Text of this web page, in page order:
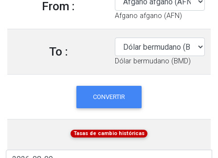
From :
Afgano afgano (AFN)
To :
Dólar bermudano (BMD)
CONVERTIR
Tasas de cambio históricas